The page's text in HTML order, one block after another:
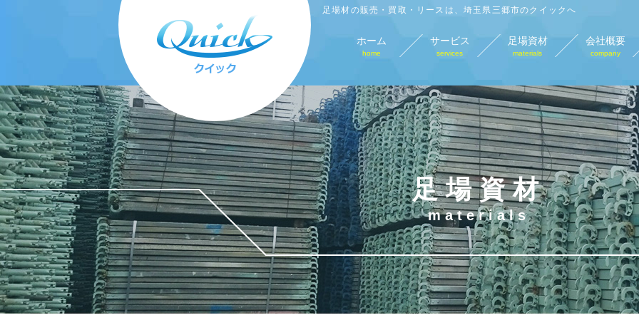
足場材の販売・買取・リースは、埼玉県三郷市のクイックへ
ホーム
home
サービス
services
足場材販売
sales
足場材買取
purchase
足場材リース
lease
足場資材
materials
会社概要
company
足場資材
materials